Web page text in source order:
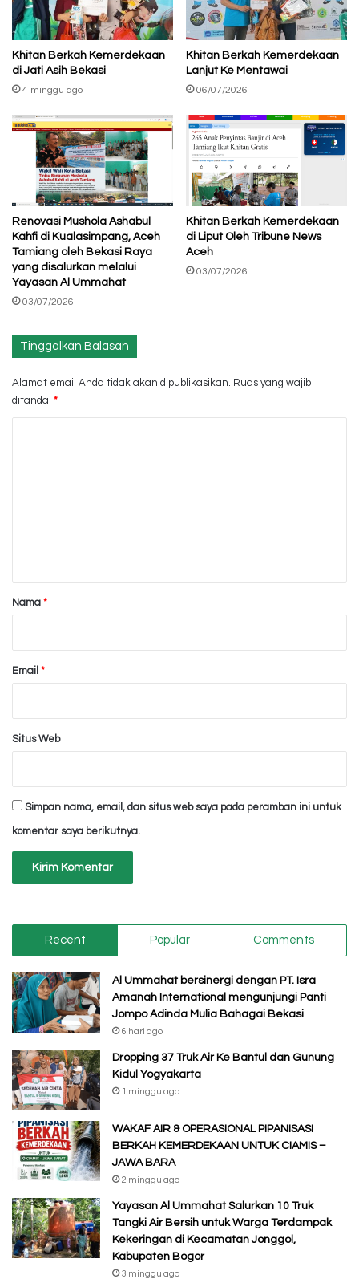
Khitan Berkah Kemerdekaan
di Jati Asih Bekasi
4 minggu ago
Khitan Berkah Kemerdekaan
Lanjut Ke Mentawai
06/07/2026
Renovasi Mushola Ashabul
Kahfi di Kualasimpang, Aceh
Tamiang oleh Bekasi Raya
yang disalurkan melalui
Yayasan Al Ummahat
03/07/2026
Khitan Berkah Kemerdekaan
di Liput Oleh Tribune News
Aceh
03/07/2026
Tinggalkan Balasan
Alamat email Anda tidak akan dipublikasikan. Ruas yang wajib
ditandai *
rNama *
Email *
Situs Web
Simpan nama, email, dan situs web saya pada peramban ini untuk
komentar saya berikutnya.
Recent Popular Comments
Al Ummahat bersinergi dengan PT. Isra
Amanah International mengunjungi Panti
Jompo Adinda Mulia Bahagai Bekasi
6 hari ago
Dropping 37 Truk Air Ke Bantul dan Gunung
Kidul Yogyakarta
1 minggu ago
WAKAF AIR & OPERASIONAL PIPANISASI
BERKAH KEMERDEKAAN UNTUK CIAMIS –
JAWA BARA
2 minggu ago
Yayasan Al Ummahat Salurkan 10 Truk
Tangki Air Bersih untuk Warga Terdampak
Kekeringan di Kecamatan Jonggol,
Kabupaten Bogor
3 minggu ago